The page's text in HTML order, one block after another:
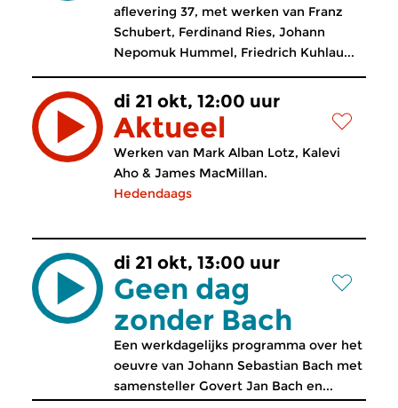
aflevering 37, met werken van Franz
Schubert, Ferdinand Ries, Johann
Nepomuk Hummel, Friedrich Kuhlau...
di 21 okt, 12:00 uur
Aktueel
Werken van Mark Alban Lotz, Kalevi
Aho & James MacMillan.
Hedendaags
di 21 okt, 13:00 uur
Geen dag
zonder Bach
Een werkdagelijks programma over het
oeuvre van Johann Sebastian Bach met
samensteller Govert Jan Bach en...